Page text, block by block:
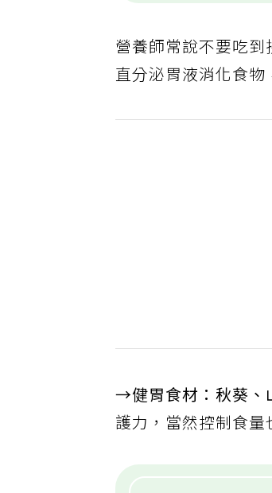
營養師常說不要吃
直分泌胃液消化食物
→健胃食材：秋葵、
護力，當然控制食量